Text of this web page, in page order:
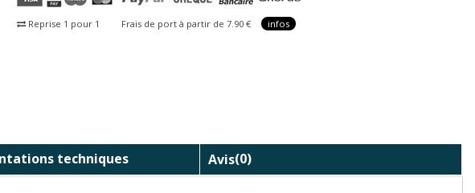
Reprise 1 pour 1 Frais de port à partir de 7.90 € infos
techniques Avis(0)